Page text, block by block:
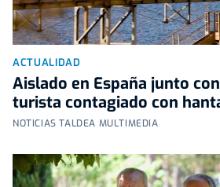
ACTUALIDAD
Aislado en España junto
turista contagiado con
NOTICIAS TALDEA MULTIMEDIA